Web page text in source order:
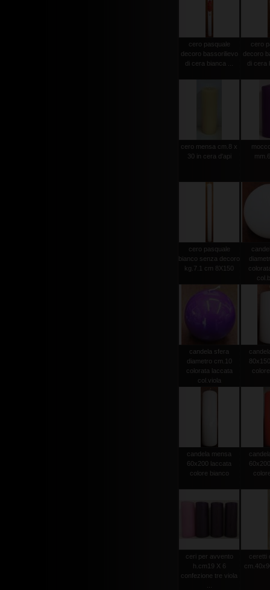
cero pasquale
decoro bassorilievo
di cera bianca ...
cero
decoro
di cera
cero mensa cm.8 x
30 in cera d'api
cero pasquale
bianco senza decoro
kg.7.1 cm 8X150
candela sfera
diametro cm.10
colorata laccata
col.viola
candela mensa
60x200 laccata
colore bianco
ceri per avvento
h.cm19 X 6
confezione tre viola
ceretti